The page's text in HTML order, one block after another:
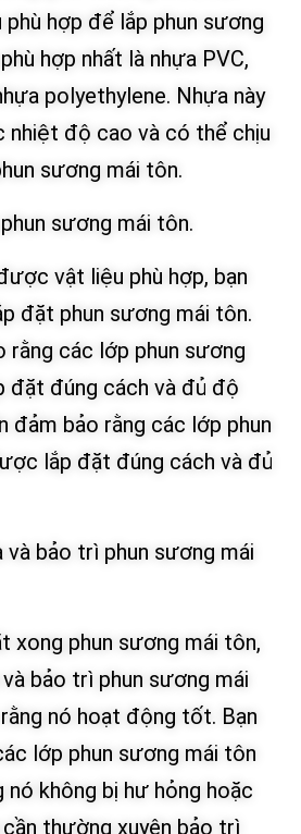
hợp để lắp phun sương
hợp nhất là nhựa PVC,
polyethylene. Nhựa này
nhiệt độ cao và có thể chịu
sương mái tôn.
sương mái tôn.
vật liệu phù hợp, bạn
đặt phun sương mái tôn.
rằng các lớp phun sương
đặt đúng cách và đủ độ
đảm bảo rằng các lớp phun
lắp đặt đúng cách và đủ
bảo trì phun sương mái
xong phun sương mái tôn,
bảo trì phun sương mái
nó hoạt động tốt. Bạn
lớp phun sương mái tôn
nó không bị hư hỏng hoặc
thường xuyên bảo trì